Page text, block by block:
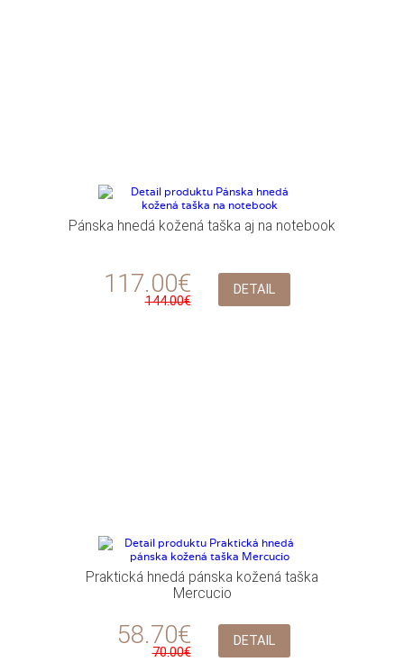
Pánska hnedá kožená taška aj na notebook
117.00€
144.00€
DETAIL
Praktická hnedá pánska kožená taška
Mercucio
58.70€
70.00€
DETAIL